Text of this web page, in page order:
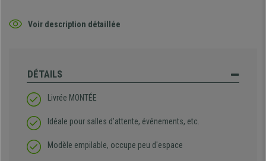
Voir description détaillée
DÉTAILS
Livrée MONTÉE
Idéale pour salles d’attente, événements, etc.
Modèle empilable, occupe peu d'espace